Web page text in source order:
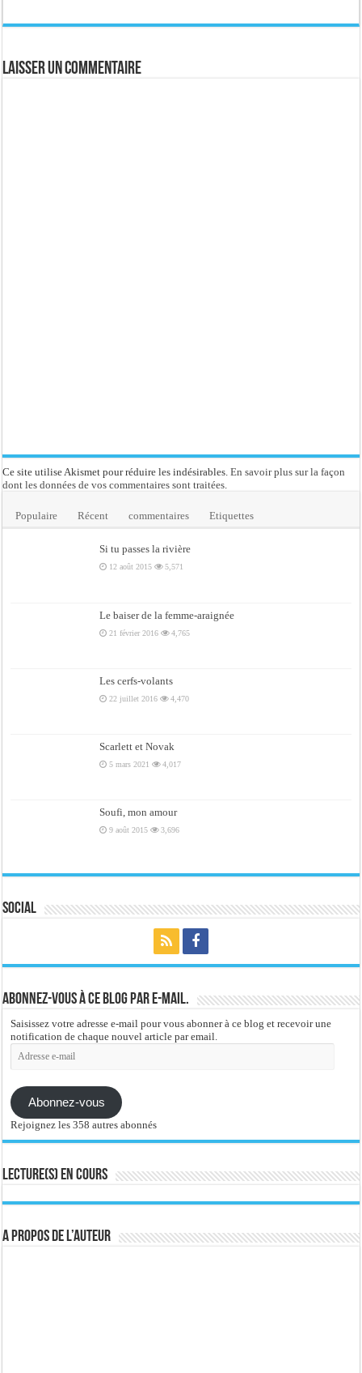
Laisser un commentaire
Ce site utilise Akismet pour réduire les indésirables.En savoir plus sur la façon
dont les données de vos commentaires sont traitées.
Populaire Récent commentaires Etiquettes
Si tu passes la rivière
12 août 2015 5,571
Le baiser de la femme-araignée
21 février 2016 4,765
Les cerfs-volants
22 juillet 2016 4,470
Scarlett et Novak
5 mars 2021 4,017
Soufi, mon amour
9 août 2015 3,696
Social
Abonnez-vous à ce blog par e-mail.
Saisissez votre adresse e-mail pour vous abonner à ce blog et recevoir une
notification de chaque nouvel article par email.
Adresse
e-
Abonnez-vous
Rejoignez les 358 autres abonnés
Lecture(s) en cours
A propos de l’auteur